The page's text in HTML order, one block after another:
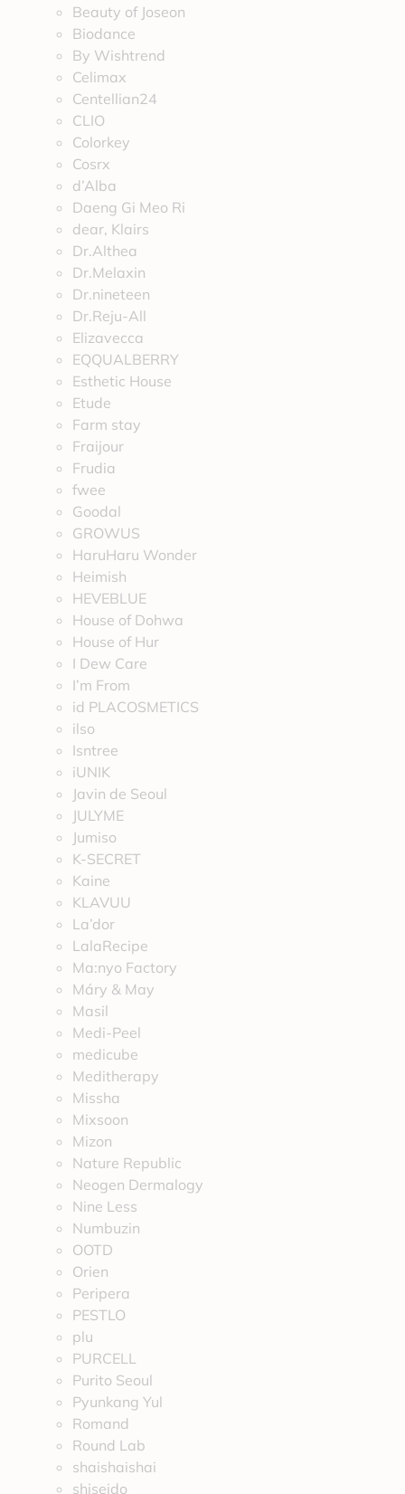
Beauty of Joseon
Biodance
By Wishtrend
Celimax
Centellian24
CLIO
Colorkey
Cosrx
d’Alba
Daeng Gi Meo Ri
dear, Klairs
Dr.Althea
Dr.Melaxin
Dr.nineteen
Dr.Reju-All
Elizavecca
EQQUALBERRY
Esthetic House
Etude
Farm stay
Fraijour
Frudia
fwee
Goodal
GROWUS
HaruHaru Wonder
Heimish
HEVEBLUE
House of Dohwa
House of Hur
I Dew Care
I’m From
id PLACOSMETICS
ilso
Isntree
iUNIK
Javin de Seoul
JULYME
Jumiso
K-SECRET
Kaine
KLAVUU
La’dor
LalaRecipe
Ma:nyo Factory
Máry & May
Masil
Medi-Peel
medicube
Meditherapy
Missha
Mixsoon
Mizon
Nature Republic
Neogen Dermalogy
Nine Less
Numbuzin
OOTD
Orien
Peripera
PESTLO
plu
PURCELL
Purito Seoul
Pyunkang Yul
Romand
Round Lab
shaishaishai
shiseido